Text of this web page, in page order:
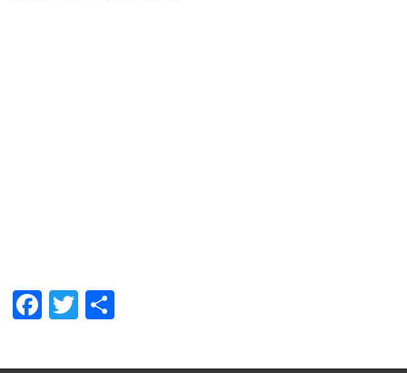
Facebook
Twitter